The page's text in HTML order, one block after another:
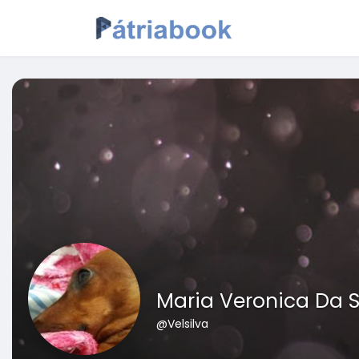
Maria Veronica Da
@Velsilva